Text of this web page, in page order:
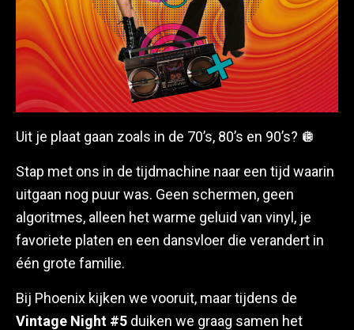
Uit je plaat gaan zoals in de 70’s, 80’s en 90’s? 🪩
Stap met ons in de tijdmachine naar een tijd waarin
uitgaan nog puur was. Geen schermen, geen
algoritmes, alleen het warme geluid van vinyl, je
favoriete platen en een dansvloer die verandert in
één grote familie.
Bij Phoenix kijken we vooruit, maar tijdens de
Vintage Night #5 duiken we graag samen het